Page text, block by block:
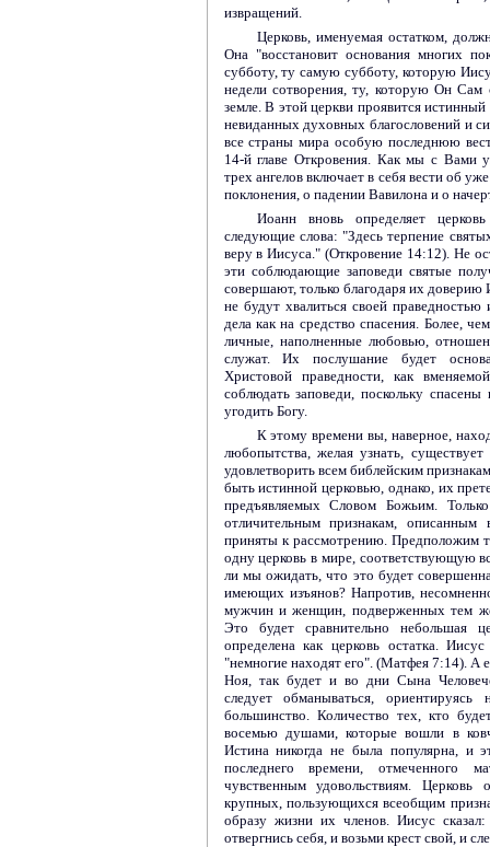
извращений.
Церковь, именуемая остатком,
Она "восстановит основания многих
субботу, ту самую субботу, которую
недели сотворения, ту, которую Он
земле. В этой церкви проявится
невиданных духовных благословений и
все страны мира особую последнюю
14-й главе Откровения. Как мы с Вами
трех ангелов включает в себя вести об
поклонения, о падении Вавилона и о
Иоанн вновь определяет
следующие слова: "Здесь терпение
веру в Иисуса." (Откровение 14:12). Не
эти соблюдающие заповеди святые
совершают, только благодаря их
не будут хвалиться своей
дела как на средство спасения. Более,
личные, наполненные любовью,
служат. Их послушание будет
Христовой праведности, как
соблюдать заповеди, поскольку
угодить Богу.
К этому времени вы, наверное,
любопытства, желая узнать,
удовлетворить всем библейским
быть истинной церковью, однако, их
предъявляемых Словом Божьим.
отличительным признакам,
приняты к рассмотрению. Предположим
одну церковь в мире, соответствующую
ли мы ожидать, что это будет
имеющих изъянов? Напротив,
мужчин и женщин, подверженных тем
Это будет сравнительно небольшая
определена как церковь остатка.
"немногие находят его". (Матфея 7:14).
Ноя, так будет и во дни Сына
следует обманываться, ориентируясь
большинство. Количество тех, кто
восемью душами, которые вошли в
Истина никогда не была популярна, и
последнего времени, отмеченного
чувственным удовольствиям. Церковь
крупных, пользующихся всеобщим
образу жизни их членов. Иисус
отвергнись себя, и возьми крест свой, и